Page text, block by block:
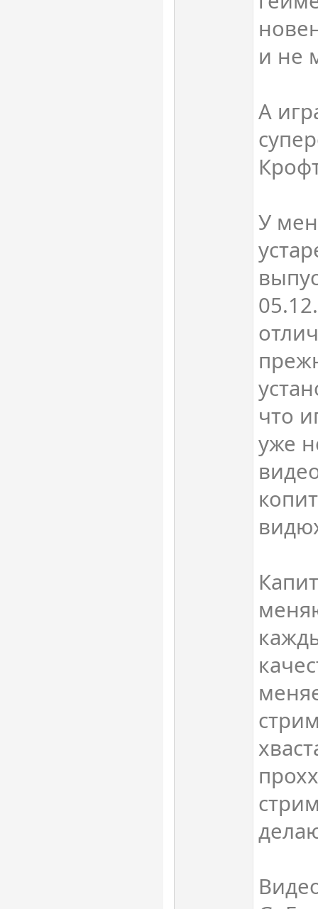
и не
А
У
что
уже